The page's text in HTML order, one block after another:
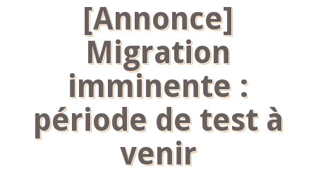
[Annonce]
Migration
imminente :
période de test à
venir